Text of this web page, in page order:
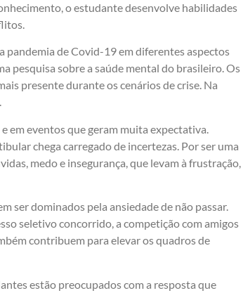
o estudante desenvolve habilidades
pandemia de Covid-19 em diferentes aspectos
pesquisa sobre a saúde mental do brasileiro. Os
presente durante os cenários de crise. Na
em eventos que geram muita expectativa.
chega carregado de incertezas. Por ser uma
medo e insegurança, que levam à frustração,
ser dominados pela ansiedade de não passar.
seletivo concorrido, a competição com amigos
contribuem para elevar os quadros de
estão preocupados com a resposta que